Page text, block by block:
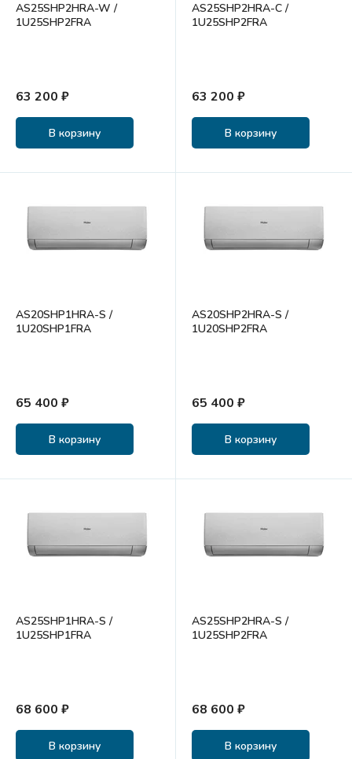
AS25SHP2HRA-W /
1U25SHP2FRA
63 200 ₽
В корзину
AS25SHP2HRA-С /
1U25SHP2FRA
63 200 ₽
В корзину
AS20SHP1HRA-S /
1U20SHP1FRA
65 400 ₽
В корзину
AS20SHP2HRA-S /
1U20SHP2FRA
65 400 ₽
В корзину
AS25SHP1HRA-S /
1U25SHP1FRA
68 600 ₽
В корзину
AS25SHP2HRA-S /
1U25SHP2FRA
68 600 ₽
В корзину